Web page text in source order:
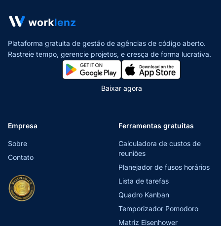
Plataforma gratuita de gestão de agências de código aberto.
Rastreie tempo, gerencie projetos, e cresça de forma lucrativa.
Baixar agora
Empresa
Sobre
Contato
Ferramentas gratuitas
Calculadora de custos de
reuniões
Planejador de fusos horários
Lista de tarefas
Quadro Kanban
Temporizador Pomodoro
Matriz Eisenhower